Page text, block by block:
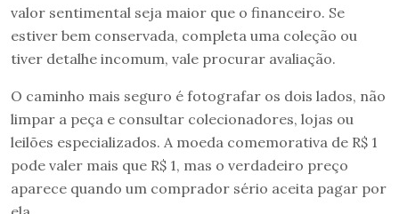
valor sentimental seja maior que o financeiro. Se
estiver bem conservada, completa uma coleção ou
tiver detalhe incomum, vale procurar avaliação.
O caminho mais seguro é fotografar os dois lados, não
limpar a peça e consultar colecionadores, lojas ou
leilões especializados. A moeda comemorativa de R$ 1
pode valer mais que R$ 1, mas o verdadeiro preço
aparece quando um comprador sério aceita pagar por